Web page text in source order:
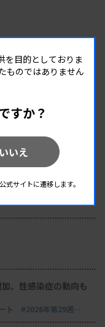
形済生病院
体制を再構築 “伝え
、性感染症の動向も
ト #2026年第29週
を目的としておりま
ものではありません
すか？
いいえ
サイトに遷移します。